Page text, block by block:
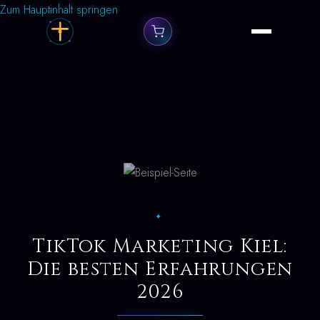
Zum Hauptinhalt springen
✦
TikTok Marketing Kiel:
Die besten Erfahrungen
2026